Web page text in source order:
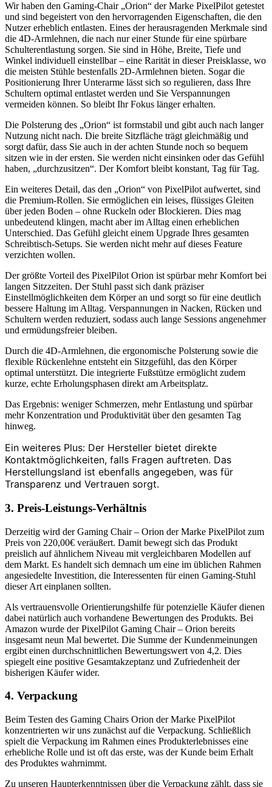
Wir haben den Gaming-Chair „Orion“ der Marke PixelPilot getestet
und sind begeistert von den hervorragenden Eigenschaften, die den
Nutzer erheblich entlasten. Eines der herausragenden Merkmale sind
die 4D-Armlehnen, die nach nur einer Stunde für eine spürbare
Schulterentlastung sorgen. Sie sind in Höhe, Breite, Tiefe und
Winkel individuell einstellbar – eine Rarität in dieser Preisklasse, wo
die meisten Stühle bestenfalls 2D-Armlehnen bieten. Sogar die
Positionierung Ihrer Unterarme lässt sich so regulieren, dass Ihre
Schultern optimal entlastet werden und Sie Verspannungen
vermeiden können. So bleibt Ihr Fokus länger erhalten.
Die Polsterung des „Orion“ ist formstabil und gibt auch nach langer
Nutzung nicht nach. Die breite Sitzfläche trägt gleichmäßig und
sorgt dafür, dass Sie auch in der achten Stunde noch so bequem
sitzen wie in der ersten. Sie werden nicht einsinken oder das Gefühl
haben, „durchzusitzen“. Der Komfort bleibt konstant, Tag für Tag.
Ein weiteres Detail, das den „Orion“ von PixelPilot aufwertet, sind
die Premium-Rollen. Sie ermöglichen ein leises, flüssiges Gleiten
über jeden Boden – ohne Ruckeln oder Blockieren. Dies mag
unbedeutend klingen, macht aber im Alltag einen erheblichen
Unterschied. Das Gefühl gleicht einem Upgrade Ihres gesamten
Schreibtisch-Setups. Sie werden nicht mehr auf dieses Feature
verzichten wollen.
Der größte Vorteil des PixelPilot Orion ist spürbar mehr Komfort bei
langen Sitzzeiten. Der Stuhl passt sich dank präziser
Einstellmöglichkeiten dem Körper an und sorgt so für eine deutlich
bessere Haltung im Alltag. Verspannungen in Nacken, Rücken und
Schultern werden reduziert, sodass auch lange Sessions angenehmer
und ermüdungsfreier bleiben.
Durch die 4D-Armlehnen, die ergonomische Polsterung sowie die
flexible Rückenlehne entsteht ein Sitzgefühl, das den Körper
optimal unterstützt. Die integrierte Fußstütze ermöglicht zudem
kurze, echte Erholungsphasen direkt am Arbeitsplatz.
Das Ergebnis: weniger Schmerzen, mehr Entlastung und spürbar
mehr Konzentration und Produktivität über den gesamten Tag
hinweg.
Ein weiteres Plus: Der Hersteller bietet direkte
Kontaktmöglichkeiten, falls Fragen auftreten. Das
Herstellungsland ist ebenfalls angegeben, was für
Transparenz und Vertrauen sorgt.
3. Preis-Leistungs-Verhältnis
Derzeitig wird der Gaming Chair – Orion der Marke PixelPilot zum
Preis von 220,00€ veräußert. Damit bewegt sich das Produkt
preislich auf ähnlichem Niveau mit vergleichbaren Modellen auf
dem Markt. Es handelt sich demnach um eine im üblichen Rahmen
angesiedelte Investition, die Interessenten für einen Gaming-Stuhl
dieser Art einplanen sollten.
Als vertrauensvolle Orientierungshilfe für potenzielle Käufer dienen
dabei natürlich auch vorhandene Bewertungen des Produkts. Bei
Amazon wurde der PixelPilot Gaming Chair – Orion bereits
insgesamt neun Mal bewertet. Die Summe der Kundenmeinungen
ergibt einen durchschnittlichen Bewertungswert von 4,2. Dies
spiegelt eine positive Gesamtakzeptanz und Zufriedenheit der
bisherigen Käufer wider.
4. Verpackung
Beim Testen des Gaming Chairs Orion der Marke PixelPilot
konzentrierten wir uns zunächst auf die Verpackung. Schließlich
spielt die Verpackung im Rahmen eines Produkterlebnisses eine
erhebliche Rolle und ist oft das erste, was der Kunde beim Erhalt
des Produktes wahrnimmt.
Zu unseren Haupterkenntnissen über die Verpackung zählt, dass sie